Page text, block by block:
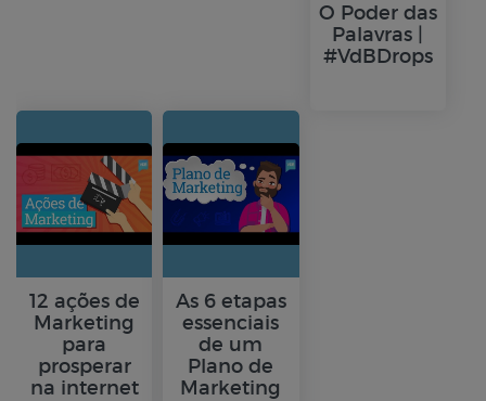
O Poder das
Palavras |
#VdBDrops
12 ações de
Marketing
para
prosperar
na internet
As 6 etapas
essenciais
de um
Plano de
Marketing